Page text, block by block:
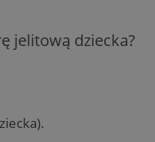
jelitową dziecka?